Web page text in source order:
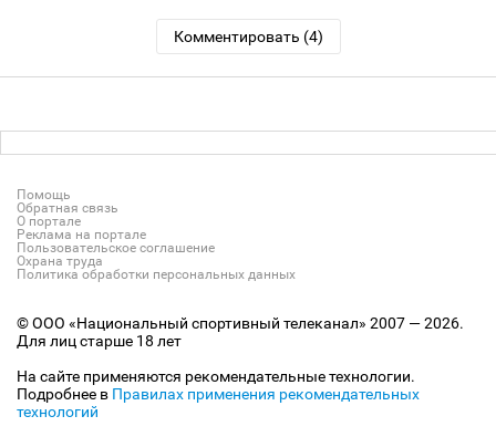
Комментировать (4)
Помощь
Обратная связь
О портале
Реклама на портале
Пользовательское соглашение
Охрана труда
Политика обработки персональных данных
© ООО «Национальный спортивный телеканал» 2007 — 2026.
Для лиц старше 18 лет
На сайте применяются рекомендательные технологии.
Подробнее в Правилах применения рекомендательных
технологий